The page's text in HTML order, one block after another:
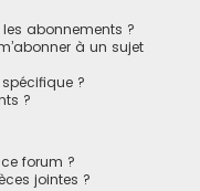
abonnements ?
à un sujet
?
?
forum ?
jointes ?